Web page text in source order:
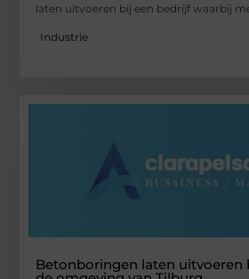
laten uitvoeren bij een bedrijf waarbij
Industrie
Betonboringen laten uitvoeren